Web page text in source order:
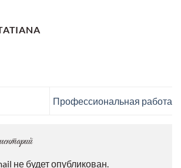
Профессиональная работа
не будет опубликован.